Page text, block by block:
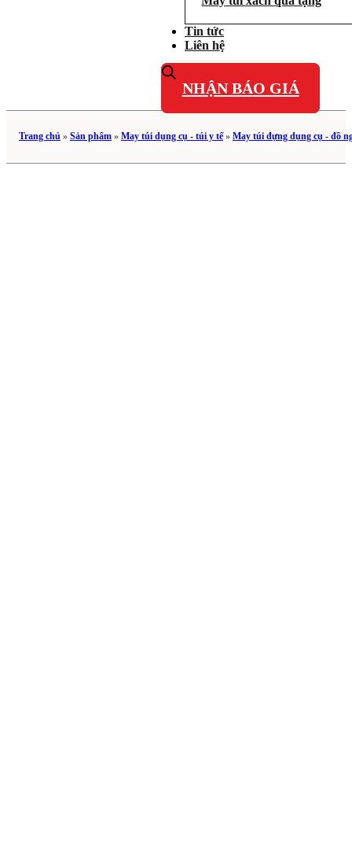
Tin tức
Liên hệ
NHẬN BÁO GIÁ
Trang chủ » Sản phẩm » May túi dụng cụ - túi y tế» May túi đựng dụng cụ - đồ